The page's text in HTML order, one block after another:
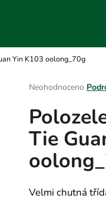
Yin K103 oolong_70g
Průměrné
produktu
je
0,0
hvězdiček.
Neohodnoceno
Tie
Velmi chutná